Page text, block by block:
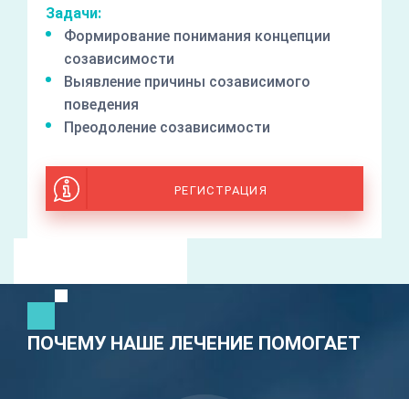
Задачи:
Формирование понимания концепции
созависимости
Выявление причины созависимого
поведения
Преодоление созависимости
РЕГИСТРАЦИЯ
ПОЧЕМУ НАШЕ ЛЕЧЕНИЕ ПОМОГАЕТ